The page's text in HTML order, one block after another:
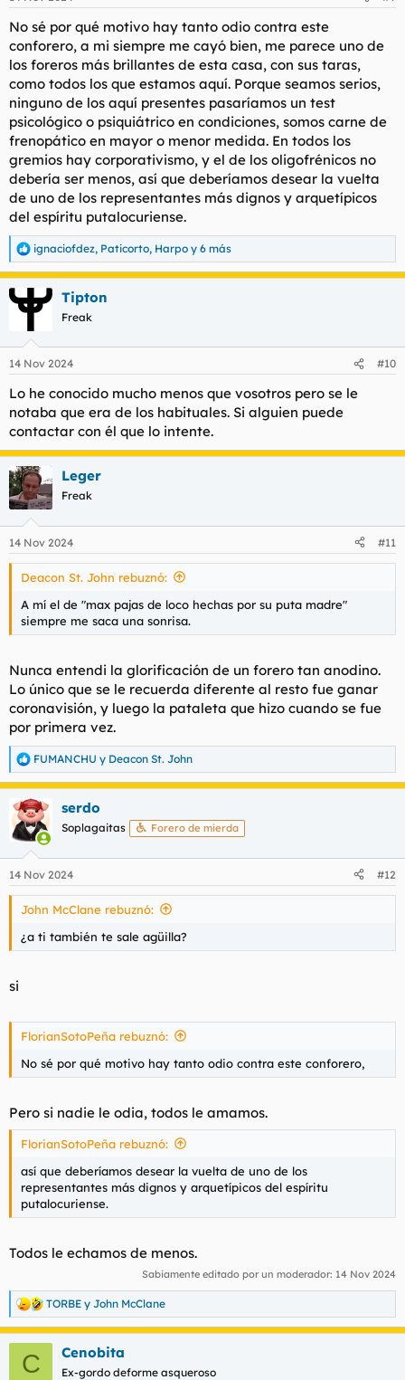
e
:
No sé por qué motivo hay tanto odio contra este
conforero, a mi siempre me cayó bien, me parece uno de
los foreros más brillantes de esta casa, con sus taras,
como todos los que estamos aquí. Porque seamos serios,
ninguno de los aquí presentes pasaríamos un test
psicológico o psiquiátrico en condiciones, somos carne de
frenopático en mayor o menor medida. En todos los
gremios hay corporativismo, y el de los oligofrénicos no
debería ser menos, así que deberíamos desear la vuelta
de uno de los representantes más dignos y arquetípicos
del espíritu putalocuriense.
R
e
a
c
c
e
:
ignaciofdez, Paticorto, Harpo y 6 más
Tipton
Freak
14 Nov 2024 #10
Lo he conocido mucho menos que vosotros pero se le
notaba que era de los habituales. Si alguien puede
contactar con él que lo intente.
Leger
Freak
14 Nov 2024 #11
Deacon St. John rebuznó:
A mí el de "max pajas de loco hechas por su puta madre"
siempre me saca una sonrisa.
Nunca entendi la glorificación de un forero tan anodino.
Lo único que se le recuerda diferente al resto fue ganar
coronavisión, y luego la pataleta que hizo cuando se fue
por primera vez.
R
e
a
c
c
i
e
s
FUMANCHU y Deacon St. John
serdo
Soplagaitas Forero de mierda
14 Nov 2024 #12
John McClane rebuznó:
¿a ti también te sale agüilla?
si
FlorianSotoPeña rebuznó:
No sé por qué motivo hay tanto odio contra este conforero,
Pero si nadie le odia, todos le amamos.
FlorianSotoPeña rebuznó:
así que deberíamos desear la vuelta de uno de los
representantes más dignos y arquetípicos del espíritu
putalocuriense.
Todos le echamos de menos.
Sabiamente editado por un moderador: 14 Nov 2024
R
e
a
TORBE y John McClane
C Cenobita
Ex-gordo deforme asqueroso